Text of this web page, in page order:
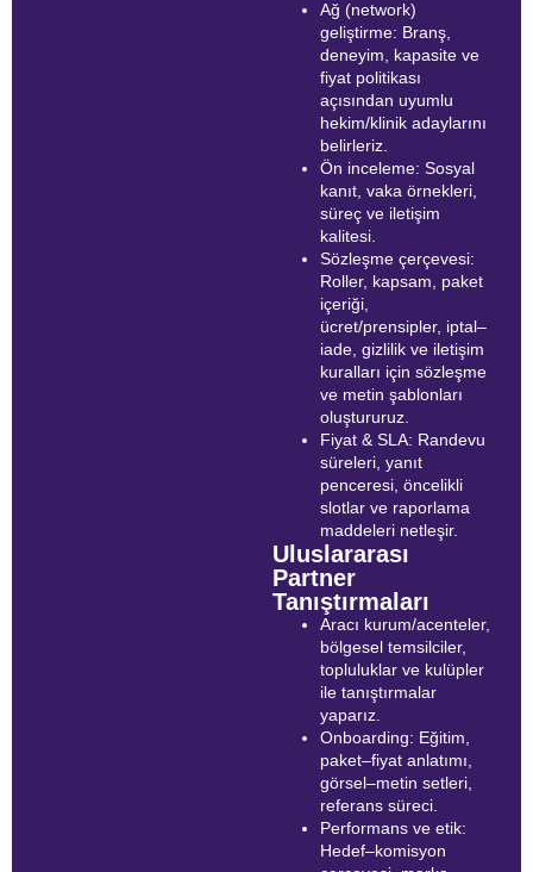
Ağ (network)
geliştirme: Branş,
deneyim, kapasite ve
fiyat politikası
açısından uyumlu
hekim/klinik adaylarını
belirleriz.
Ön inceleme: Sosyal
kanıt, vaka örnekleri,
süreç ve iletişim
kalitesi.
Sözleşme çerçevesi:
Roller, kapsam, paket
içeriği,
ücret/prensipler, iptal–
iade, gizlilik ve iletişim
kuralları için sözleşme
ve metin şablonları
oluştururuz.
Fiyat & SLA: Randevu
süreleri, yanıt
penceresi, öncelikli
slotlar ve raporlama
maddeleri netleşir.
Uluslararası
Partner
Tanıştırmaları
Aracı kurum/acenteler,
bölgesel temsilciler,
topluluklar ve kulüpler
ile tanıştırmalar
yaparız.
Onboarding: Eğitim,
paket–fiyat anlatımı,
görsel–metin setleri,
referans süreci.
Performans ve etik:
Hedef–komisyon